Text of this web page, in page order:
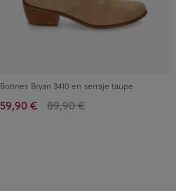
Botines Bryan 3410 en serraje taupe
59,90 € 89,90 €